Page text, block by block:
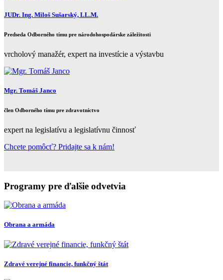
JUDr. Ing. Miloš Sušarský, LL.M.
Predseda Odborného tímu pre národohospodárske záležitosti
vrcholový manažér, expert na investície a výstavbu
Mgr. Tomáš Janco
člen Odborného tímu pre zdravotníctvo
expert na legislatívu a legislatívnu činnosť
Chcete pomôcť? Pridajte sa k nám!
Programy pre ďalšie odvetvia
Obrana a armáda
Zdravé verejné financie, funkčný štát